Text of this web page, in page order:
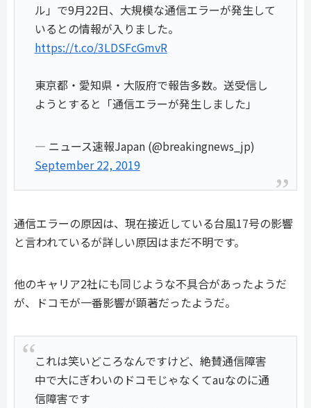
ル」で9月22日、大規模な通信エラーが発生して
いるとの情報が入りました。
https://t.co/3LDSFcGmvR
東京都・愛知県・大阪府で報告多数。送受信し
ようとすると「通信エラーが発生しました」
— ニュース速報Japan (@breakingnews_jp)
September 22, 2019
通信エラーの原因は、現在接近している台風17号の影響
と言われているが詳しい原因はまだ不明です。
他のキャリア2社にも同じような不具合があったようだ
が、ドコモが一番影響が顕著だったようだ。
これは笑いどころなんですけど、絶賛通信障害
中で大にぎわいのドコモじゃなくてauなのに通
信障害です